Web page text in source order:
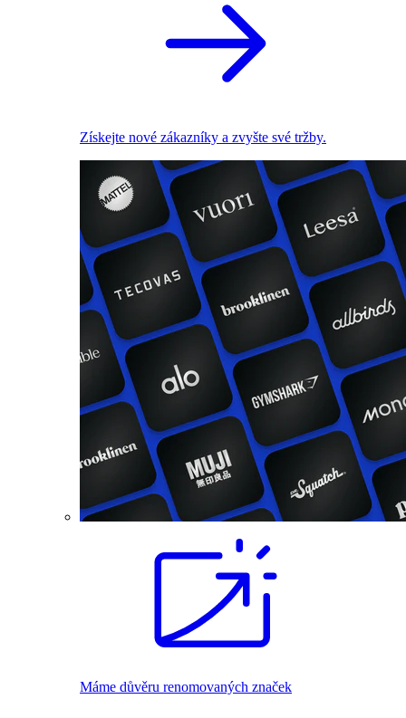
Získejte nové zákazníky a zvyšte své tržby.
Máme důvěru renomovaných značek